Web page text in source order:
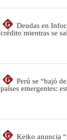
G
Deudas en
crédito mientras se
G
Perú se “bajó
países emergentes:
G
Keiko anuncia